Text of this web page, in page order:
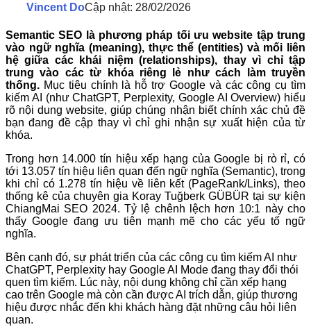
Vincent DoCập nhật: 28/02/2026
Semantic SEO là phương pháp tối ưu website tập trung
vào ngữ nghĩa (meaning), thực thể (entities) và mối liên
hệ giữa các khái niệm (relationships), thay vì chỉ tập
trung vào các từ khóa riêng lẻ như cách làm truyền
thống. Mục tiêu chính là hỗ trợ Google và các công cụ tìm
kiếm AI (như ChatGPT, Perplexity, Google AI Overview) hiểu
rõ nội dung website, giúp chúng nhận biết chính xác chủ đề
bạn đang đề cập thay vì chỉ ghi nhận sự xuất hiện của từ
khóa.
Trong hơn 14.000 tín hiệu xếp hạng của Google bị rò rỉ, có
tới 13.057 tín hiệu liên quan đến ngữ nghĩa (Semantic), trong
khi chỉ có 1.278 tín hiệu về liên kết (PageRank/Links), theo
thống kê của chuyên gia Koray Tuğberk GÜBÜR tại sự kiện
ChiangMai SEO 2024. Tỷ lệ chênh lệch hơn 10:1 này cho
thấy Google đang ưu tiên mạnh mẽ cho các yếu tố ngữ
nghĩa.
Bên cạnh đó, sự phát triển của các công cụ tìm kiếm AI như
ChatGPT, Perplexity hay Google AI Mode đang thay đổi thói
quen tìm kiếm. Lúc này, nội dung không chỉ cần xếp hạng
cao trên Google mà còn cần được AI trích dẫn, giúp thương
hiệu được nhắc đến khi khách hàng đặt những câu hỏi liên
quan.